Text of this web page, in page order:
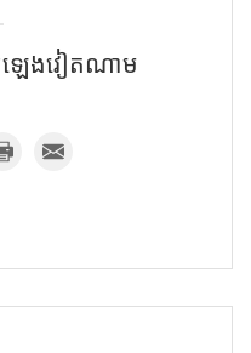
ឡេង​វៀតណាម